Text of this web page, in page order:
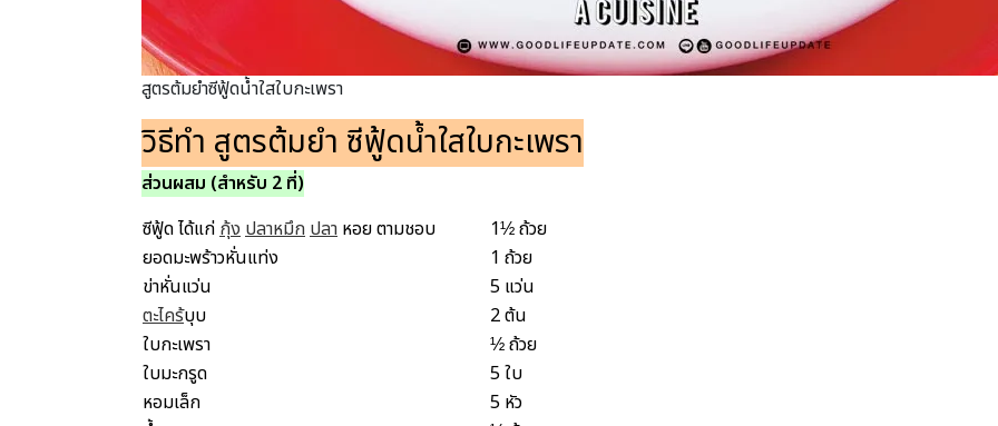
สูตรต้มยำซีฟู้ดน้ำใสใบกะเพรา
วิธีทำ สูตรต้มยำ ซีฟู้ดน้ำใสใบกะเพรา
ส่วนผสม (สำหรับ 2 ที่)
ซีฟู้ด ได้แก่กุ้งปลาหมึกปลา หอย ตามชอบ
1½ ถ้วย
ยอดมะพร้าวหั่นแท่ง
1 ถ้วย
ข่าหั่นแว่น
5 แว่น
ตะไคร้บุบ
2 ต้น
ใบกะเพรา
½ ถ้วย
ใบมะกรูด
5 ใบ
หอมเล็ก
5 หัว